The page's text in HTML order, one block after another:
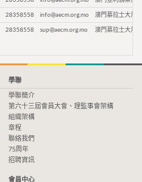
28358558 info@aecm.org.mo 澳門慕拉士大馬
28358558 sup@aecm.org.mo 澳門慕拉士大馬
學聯
學聯簡介
第六十三屆會員大會、理監事會架構
組織架構
章程
聯絡我們
75周年
招聘資訊
會員中心